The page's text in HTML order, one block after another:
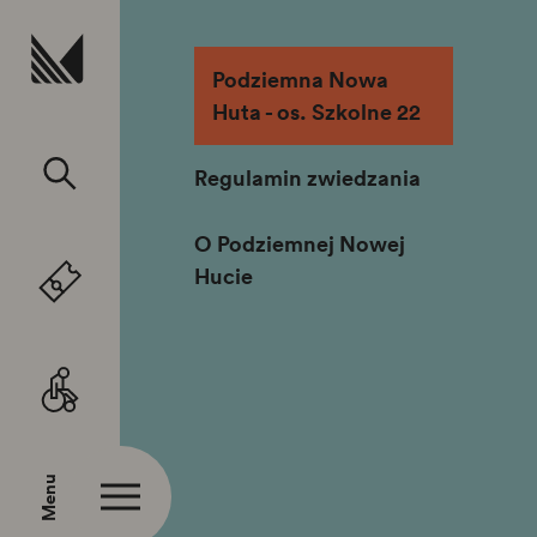
Menu
Podziemna Nowa
Huta - os. Szkolne 22
Regulamin zwiedzania
O Podziemnej Nowej
Hucie